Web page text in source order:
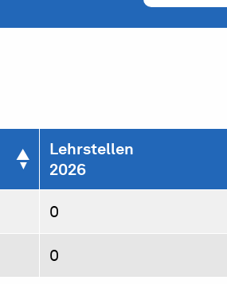
Lehrstellen
2026
0
0